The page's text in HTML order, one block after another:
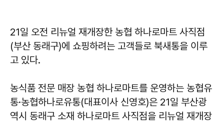
21일 오전 리뉴얼 재개장한 농협 하나로마트 사직점
(부산 동래구)에 쇼핑하려는 고객들로 북새통을 이루
고 있다.
농식품 전문 매장 농협 하나로마트를 운영하는 농협유
통·농협하나로유통(대표이사 신영호)은 21일 부산광
역시 동래구 소재 하나로마트 사직점을 리뉴얼 재개장